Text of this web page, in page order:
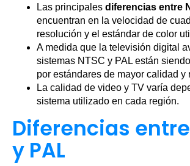
Las principales diferencias entre
encuentran en la velocidad de
resolución y el estándar de color
A medida que la televisión digital
sistemas NTSC y PAL están
por estándares de mayor calidad y
La calidad de video y TV varía
sistema utilizado en cada región.
Diferencias entre
y PAL